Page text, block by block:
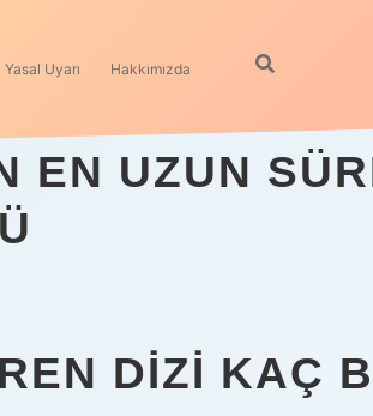
Yasal Uyarı Hakkımızda
EN UZUN
DIZI KAÇ